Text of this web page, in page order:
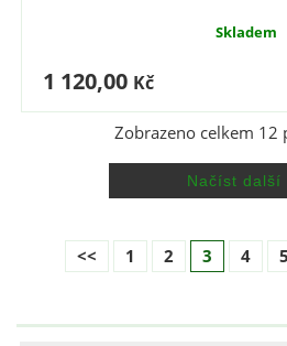
Skladem
1 120,00 Kč
Zobrazeno celkem 12
<< 1 2 3 4 5